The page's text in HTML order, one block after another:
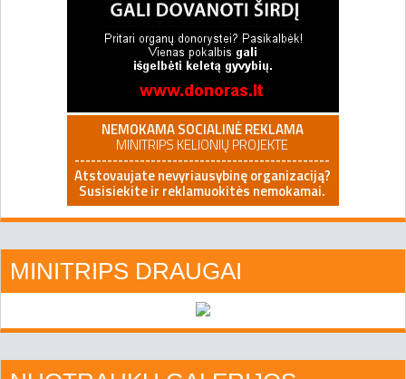
MINITRIPS DRAUGAI